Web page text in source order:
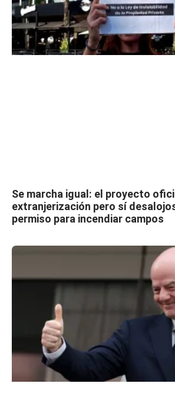
Se marcha igual: el proyecto
extranjerización pero sí
permiso para incendiar campos